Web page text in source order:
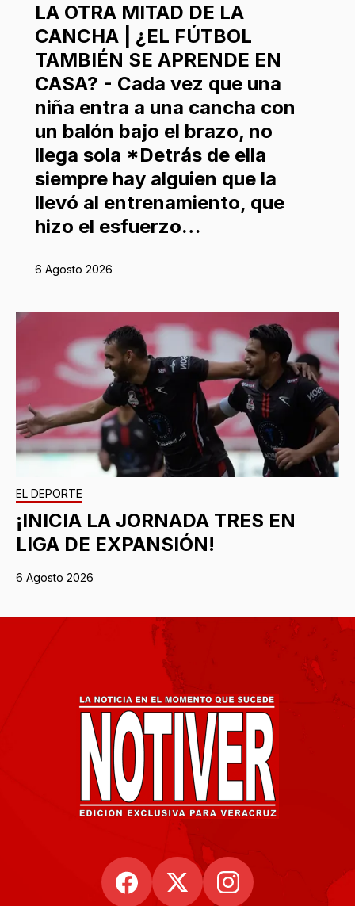
LA OTRA MITAD DE LA
CANCHA | ¿EL FÚTBOL
TAMBIÉN SE APRENDE EN
CASA? - Cada vez que una
niña entra a una cancha con
un balón bajo el brazo, no
llega sola *Detrás de ella
siempre hay alguien que la
llevó al entrenamiento, que
hizo el esfuerzo…
6 Agosto 2026
EL DEPORTE
¡INICIA LA JORNADA TRES EN
LIGA DE EXPANSIÓN!
6 Agosto 2026